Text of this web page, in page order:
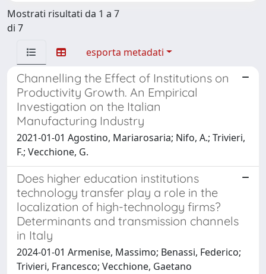
Mostrati risultati da 1 a 7
di 7
esporta metadati
Channelling the Effect of Institutions on
Productivity Growth. An Empirical
Investigation on the Italian
Manufacturing Industry
2021-01-01 Agostino, Mariarosaria; Nifo, A.; Trivieri,
F.; Vecchione, G.
Does higher education institutions
technology transfer play a role in the
localization of high-technology firms?
Determinants and transmission channels
in Italy
2024-01-01 Armenise, Massimo; Benassi, Federico;
Trivieri, Francesco; Vecchione, Gaetano